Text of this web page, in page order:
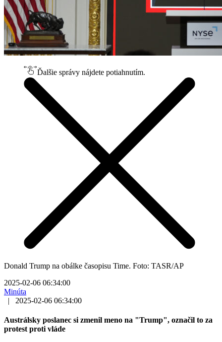
Ďalšie správy nájdete potiahnutím.
Donald Trump na obálke časopisu Time. Foto: TASR/AP
2025-02-06 06:34:00
Minúta
|
2025-02-06 06:34:00
Austrálsky poslanec si zmenil meno na "Trump", označil to za
protest proti vláde